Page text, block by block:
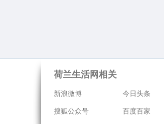
荷兰生活网相关
新浪微博 今日头条
搜狐公众号 百度百家